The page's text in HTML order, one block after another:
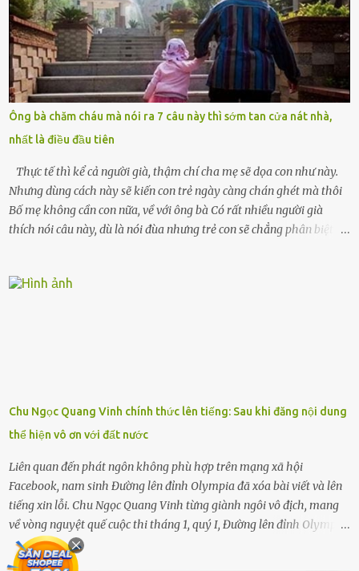
khóc lóc,” anh ta gằn giọng, đẩy mạnh cánh cửa trước mặt tôi.
Tiếng cánh cửa đóng lại, vang lên như một bản án lạnh lùng. Tôi
đứng chết lặng giữa cơn mưa, không biết đi đâu, về đâu. Bố mẹ tôi
mất sớm. Tôi chẳng có anh chị em. Họ hàng cũng thưa thớt, chẳng
ai thân thiết đến mức có thể mở lòng cho tôi tá túc. Bạn bè? Ai cũng
bận rộn với gia đình riêng của họ. Tôi đã từng đặt cược cả thanh
xuân vào người chồng ấy – và giờ, tôi chỉ còn lại chính mình. Tôi lên
chiếc xe buýt cuối ngày, trốn chạy khỏi thành phố và nỗi đau. Tôi v...
Ông bà chăm cháu mà nói ra 7 câu này thì sớm tan cửa nát nhà,
nhất là điều đầu tiên
Thực tế thì kể cả người già, thậm chí cha mẹ sẽ dọa con như này.
Nhưng dùng cách này sẽ kiến con trẻ ngày càng chán ghét mà thôi
Bố mẹ không cần con nữa, về với ông bà Có rất nhiều người già
thích nói câu này, dù là nói đùa nhưng trẻ con sẽ chẳng phân biệt
khuyên nhủ con thật cẩn thận. Nếu cháu không nghe lời, cảnh sát
để được giúp đỡ thì có thể sẽ bỏ lỡ cơ hội và gặp nguy hiểm. Trẻ con
có biết gì đâu Nhiều người cứ coi trẻ còn nhỏ nên dù có phạm sai
lầm, thì họ cũng không trách mắng. Nhưng nếu người lớn tuổi
không dạy con cẩn...
Chu Ngọc Quang Vinh chính thức lên tiếng: Sau khi đăng nội dung
thể hiện vô ơn với đất nước
Liên quan đến phát ngôn không phù hợp trên mạng xã hội
Facebook, nam sinh Đường lên đỉnh Olympia đã xóa bài viết và lên
tiếng xin lỗi. Chu Ngọc Quang Vinh từng giành ngôi vô địch, mang
về vòng nguyệt quế cuộc thi tháng 1, quý I, Đường lên đỉnh Olympia.
Ảnh: Đơn vị cung cấp Trước đó, đêm ngày 1.9, trên mạng xã hội, một
tài khoản của học sinh mang tên Chu Vinh có bài viết có nội dung